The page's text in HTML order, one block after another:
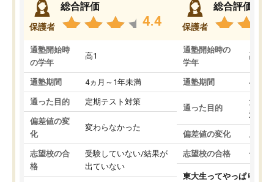
保護者
総合評価
4.4
通塾開始時
の学年
高1
通塾期間 4ヵ月～1年未満
通った目的 定期テスト対策
偏差値の変
化
変わらなかった
志望校の合
格
受験していない/結果が
出ていない
保護者
総合評価
通塾開始時の
学年
高3
通塾期間 4ヵ月
通った目的
大学
対策
偏差値の変化 上が
志望校の合格 合格
東大生ってやっぱりすご